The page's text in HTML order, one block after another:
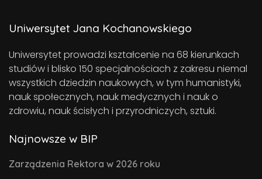
Uniwersytet Jana Kochanowskiego
Uniwersytet prowadzi kształcenie na 68 kierunkach
studiów i blisko 150 specjalnościach z zakresu niemal
wszystkich dziedzin naukowych, w tym humanistyki,
nauk społecznych, nauk medycznych i nauk o
zdrowiu, nauk ścisłych i przyrodniczych, sztuki.
Najnowsze w BIP
Zarządzenia Rektora w 2026 roku